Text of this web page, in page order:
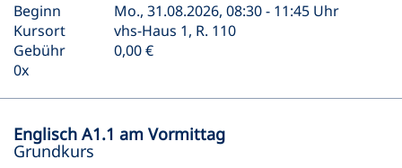
Beginn
Mo., 31.08.2026, 08:30 - 11:45 Uhr
Kursort
vhs-Haus 1, R. 110
Gebühr
0,00 €
0x
Englisch A1.1 am Vormittag
Grundkurs